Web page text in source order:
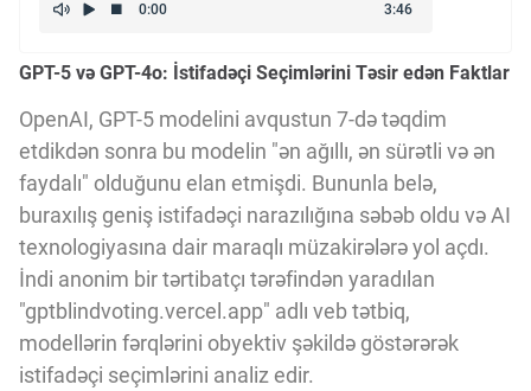
Kriptovalyuta
ÇƏRƏZLƏR SİYASƏTİ
İSTIFADƏ ŞƏRTLƏRİ
MƏXFİLİK SİYASƏTİ
Haqqımızda
GPT-5 və GPT-4o: İstifadəçi Seçimlərini Təsir edən Faktlar
OpenAI, GPT-5 modelini avqustun 7-də təqdim
etdikdən sonra bu modelin "ən ağıllı, ən sürətli və ən
faydalı" olduğunu elan etmişdi. Bununla belə,
buraxılış geniş istifadəçi narazılığına səbəb oldu və AI
texnologiyasına dair maraqlı müzakirələrə yol açdı.
İndi anonim bir tərtibatçı tərəfindən yaradılan
"gptblindvoting.vercel.app" adlı veb tətbiq,
modellərin fərqlərini obyektiv şəkildə göstərərək
istifadəçi seçimlərini analiz edir.